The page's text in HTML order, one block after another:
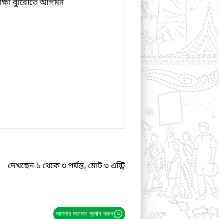
ব্যুরোতে আগমন
দেখছেন ১ থেকে ৩ পর্যন্ত, মোট ৩ এন্ট্রি
আপনার মতামত প্রদান করুন